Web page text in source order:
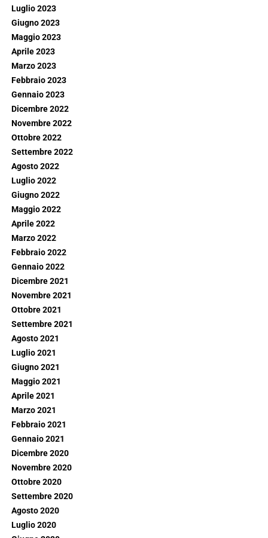
Luglio 2023
Giugno 2023
Maggio 2023
Aprile 2023
Marzo 2023
Febbraio 2023
Gennaio 2023
Dicembre 2022
Novembre 2022
Ottobre 2022
Settembre 2022
Agosto 2022
Luglio 2022
Giugno 2022
Maggio 2022
Aprile 2022
Marzo 2022
Febbraio 2022
Gennaio 2022
Dicembre 2021
Novembre 2021
Ottobre 2021
Settembre 2021
Agosto 2021
Luglio 2021
Giugno 2021
Maggio 2021
Aprile 2021
Marzo 2021
Febbraio 2021
Gennaio 2021
Dicembre 2020
Novembre 2020
Ottobre 2020
Settembre 2020
Agosto 2020
Luglio 2020